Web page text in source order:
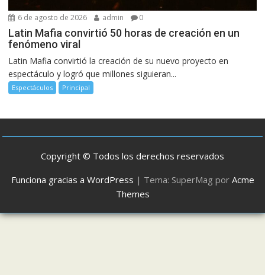
6 de agosto de 2026 admin 0
Latin Mafia convirtió 50 horas de creación en un
fenómeno viral
Latin Mafia convirtió la creación de su nuevo proyecto en
espectáculo y logró que millones siguieran...
Espectáculos Principal
Copyright © Todos los derechos reservados
Funciona gracias a WordPress | Tema: SuperMag por Acme
Themes